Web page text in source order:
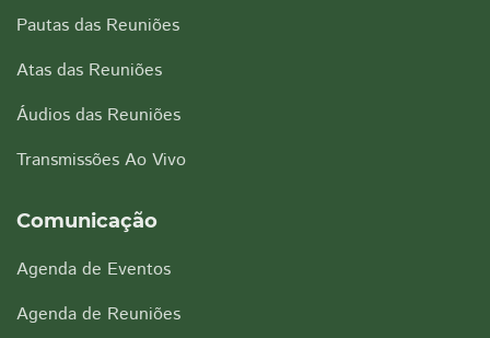
Pautas das Reuniões
Atas das Reuniões
Áudios das Reuniões
Transmissões Ao Vivo
Comunicação
Agenda de Eventos
Agenda de Reuniões